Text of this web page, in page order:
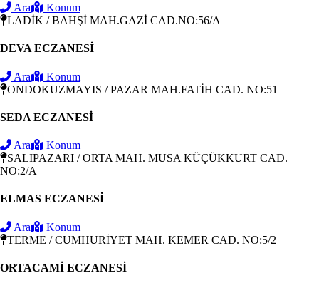
Ara
Konum
LADİK / BAHŞİ MAH.GAZİ CAD.NO:56/A
DEVA ECZANESİ
Ara
Konum
ONDOKUZMAYIS / PAZAR MAH.FATİH CAD. NO:51
SEDA ECZANESİ
Ara
Konum
SALIPAZARI / ORTA MAH. MUSA KÜÇÜKKURT CAD.
NO:2/A
ELMAS ECZANESİ
Ara
Konum
TERME / CUMHURİYET MAH. KEMER CAD. NO:5/2
ORTACAMİ ECZANESİ